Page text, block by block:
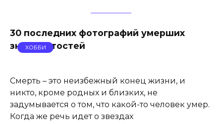
30 последних фотографий умерших
знаменитостей
ХОББИ
Смерть – это неизбежный конец жизни, и
никто, кроме родных и близких, не
задумывается о том, что какой-то человек умер.
Когда же речь идет о звездах